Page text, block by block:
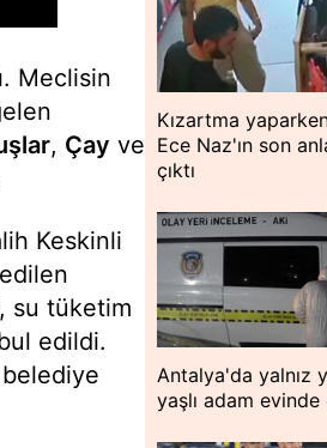
Meclisin
, Çay ve
Keskinli
su tüketim
edildi.
Kızartma
Ece Naz'ın son
çıktı
Antalya'da yalnız
yaşlı adam